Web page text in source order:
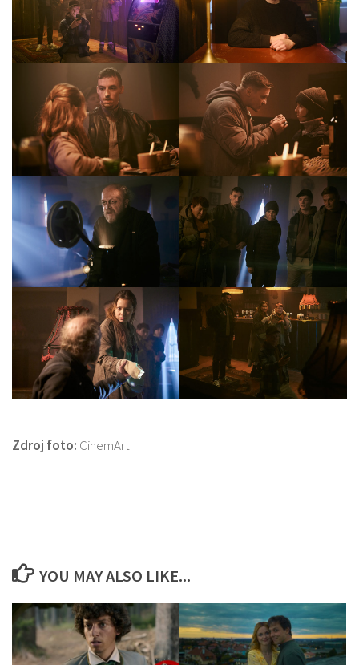
Zdroj foto: CinemArt
YOU MAY ALSO LIKE...